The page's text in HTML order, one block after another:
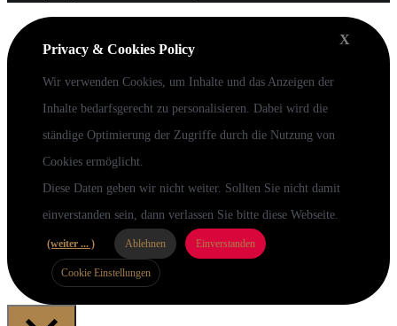
X
Privacy & Cookies Policy
Wir verwenden Cookies, um Inhalte und das Anzeigen der
Inhalte bedarfsgerecht zu personalisieren. Dabei wird die
ständige Optimierung der Zugriffe durch die Nutzung von
Cookies ermöglicht.
Diese Daten geben wir nicht weiter. Sollten Sie nicht damit
einverstanden sein, dann verlassen Sie bitte diese Webseite.
(weiter ... ) Ablehnen Einverstanden
Cookie Einstellungen